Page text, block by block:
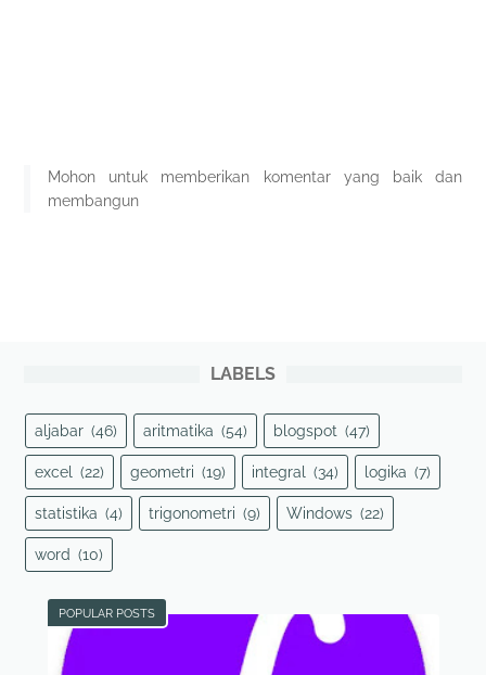
Mohon untuk memberikan komentar yang baik dan
membangun
LABELS
aljabar (46) aritmatika (54) blogspot (47)
excel (22) geometri (19) integral (34) logika (7)
statistika (4) trigonometri (9) Windows (22)
word (10)
POPULAR POSTS